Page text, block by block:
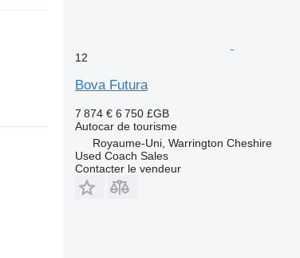
12
Bova Futura
7 874 € 6 750 £GB
Autocar de tourisme
Royaume-Uni, Warrington Cheshire
Used Coach Sales
Contacter le vendeur